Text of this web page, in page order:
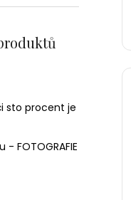
sto procent je
FOTOGRAFIE